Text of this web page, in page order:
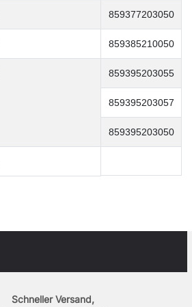
859377203050
859385210050
859395203055
859395203057
859395203050
Schneller Versand,